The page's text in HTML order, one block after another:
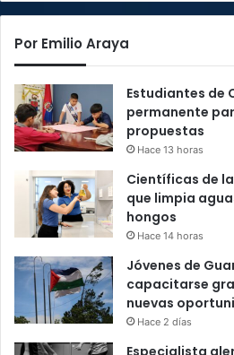
Por Emilio Araya
Estudiantes de
permanente
propuestas
Hace 13 horas
Científicas de
que limpia
hongos
Hace 14 horas
Jóvenes de
capacitarse
nuevas
Hace 2 días